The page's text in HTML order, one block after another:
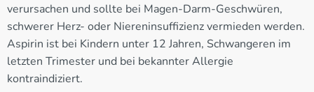
verursachen und sollte bei Magen-Darm-Geschwüren,
schwerer Herz- oder Niereninsuffizienz vermieden werden.
Aspirin ist bei Kindern unter 12 Jahren, Schwangeren im
letzten Trimester und bei bekannter Allergie
kontraindiziert.